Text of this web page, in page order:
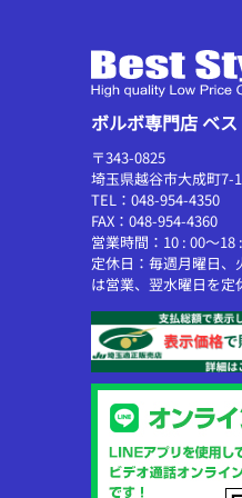
ボルボ専門店 ベ
〒343-0825
埼玉県越谷市大成町7-
TEL：048-954-4350
FAX：048-954-4360
営業時間：10 : 00～18
定休日：毎週月曜日
は営業、翌水曜日を定